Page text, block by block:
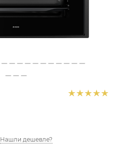
Нашли дешевле?